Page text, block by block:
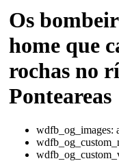
Os
home que
rochas no
Ponteareas
wdfb_og_images: